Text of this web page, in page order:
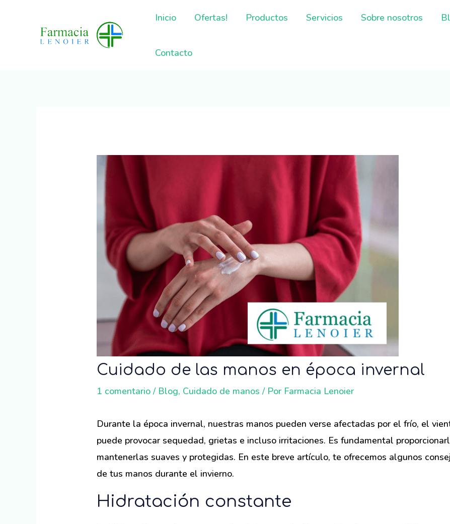
Inicio Ofertas! Productos Servicios Sobre nosotros
Contacto
Cuidado de las manos en época invernal
1 comentario / Blog, Cuidado de manos / Por Farmacia Lenoier
Durante la época invernal, nuestras manos pueden verse afectadas por el frío, el
puede provocar sequedad, grietas e incluso irritaciones. Es fundamental
mantenerlas suaves y protegidas. En este breve artículo, te ofrecemos algunos
de tus manos durante el invierno.
Hidratación constante